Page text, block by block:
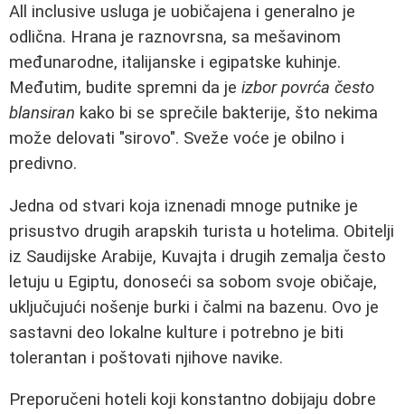
All inclusive usluga je uobičajena i generalno je
odlična. Hrana je raznovrsna, sa mešavinom
međunarodne, italijanske i egipatske kuhinje.
Međutim, budite spremni da je izbor povrća često
blansiran kako bi se sprečile bakterije, što nekima
može delovati "sirovo". Sveže voće je obilno i
predivno.
Jedna od stvari koja iznenadi mnoge putnike je
prisustvo drugih arapskih turista u hotelima. Obitelji
iz Saudijske Arabije, Kuvajta i drugih zemalja često
letuju u Egiptu, donoseći sa sobom svoje običaje,
uključujući nošenje burki i čalmi na bazenu. Ovo je
sastavni deo lokalne kulture i potrebno je biti
tolerantan i poštovati njihove navike.
Preporučeni hoteli koji konstantno dobijaju dobre